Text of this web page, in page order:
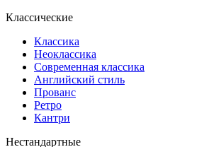
Классические
Классика
Неоклассика
Современная классика
Английский стиль
Прованс
Ретро
Кантри
Нестандартные